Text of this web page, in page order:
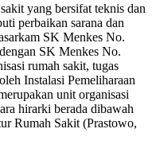
yang bersifat teknis dan
perbaikan sarana dan
SK Menkes No.
SK Menkes No.
rumah sakit, tugas
Instalasi Pemeliharaan
unit organisasi
hirarki berada dibawah
Rumah Sakit (Prastowo,